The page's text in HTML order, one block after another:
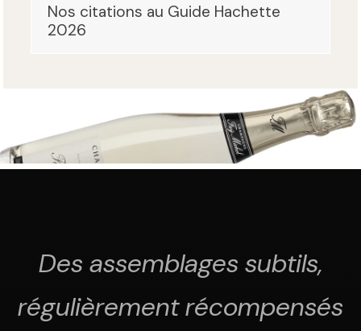
Nos citations au Guide Hachette
2026
Des assemblages subtils,
régulièrement récompensés